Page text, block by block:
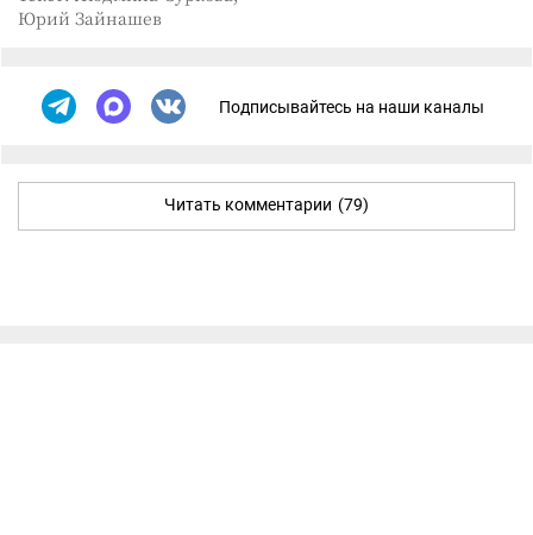
Юрий Зайнашев
Подписывайтесь на наши каналы
Читать комментарии (79)